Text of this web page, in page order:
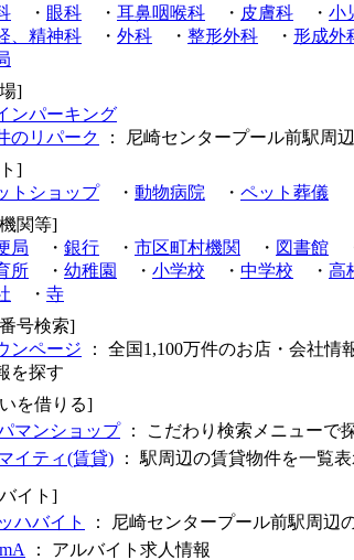
・ 眼科 ・ 耳鼻咽喉科 ・ 皮膚科 ・ 小
、精神科 ・ 外科 ・ 整形外科 ・ 形成外
]
ンパーキング
のリパーク
： 尼崎センタープール前駅周
]
トショップ・ 動物病院 ・ ペット葬儀
関等]
局 ・ 銀行 ・ 市区町村機関 ・ 図書館
所 ・ 幼稚園 ・ 小学校 ・ 中学校 ・ 高
・ 寺
号検索]
ンページ ： 全国1,100万件のお店・会社
を探す
を借りる]
マンショップ： こだわり検索メニューで
イティ(賃貸) ： 駅周辺の賃貸物件を一覧
イト]
ハバイト
： 尼崎センタープール前駅周辺
： アルバイト求人情報